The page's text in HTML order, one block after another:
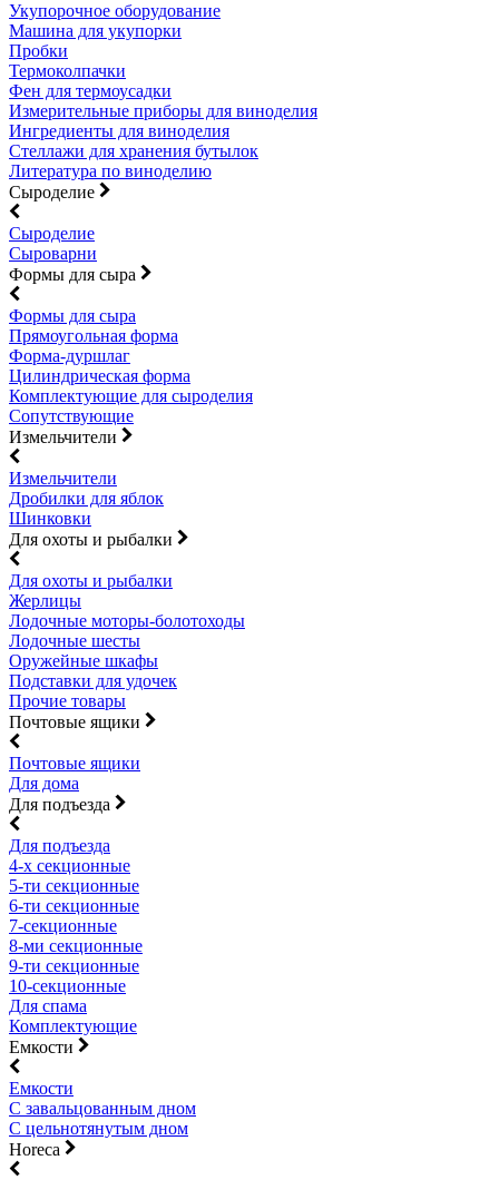
Укупорочное оборудование
Машина для укупорки
Пробки
Термоколпачки
Фен для термоусадки
Измерительные приборы для виноделия
Ингредиенты для виноделия
Стеллажи для хранения бутылок
Литература по виноделию
Сыроделие
Сыроделие
Сыроварни
Формы для сыра
Формы для сыра
Прямоугольная форма
Форма-дуршлаг
Цилиндрическая форма
Комплектующие для сыроделия
Сопутствующие
Измельчители
Измельчители
Дробилки для яблок
Шинковки
Для охоты и рыбалки
Для охоты и рыбалки
Жерлицы
Лодочные моторы-болотоходы
Лодочные шесты
Оружейные шкафы
Подставки для удочек
Прочие товары
Почтовые ящики
Почтовые ящики
Для дома
Для подъезда
Для подъезда
4-х секционные
5-ти секционные
6-ти секционные
7-секционные
8-ми секционные
9-ти секционные
10-секционные
Для спама
Комплектующие
Емкости
Емкости
С завальцованным дном
С цельнотянутым дном
Horeca